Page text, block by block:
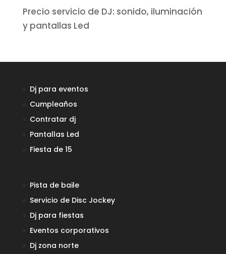
Precio servicio de DJ: sonido, iluminación
y pantallas Led
Dj para eventos
Cumpleaños
Contratar dj
Pantallas Led
Fiesta de 15
Pista de baile
Servicio de Disc Jockey
Dj para fiestas
Eventos corporativos
Dj zona norte